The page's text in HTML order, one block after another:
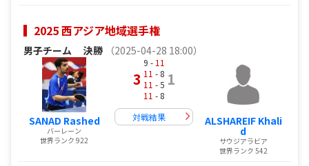
2025 西アジア地域選手権
男子チーム 決勝 （2025-04-28 18:00）
SANAD Rashed
バーレーン
世界ランク 922
3
9 - 11
11 - 8
11 - 5
11 - 8
1
対戦結果 ALSHAREIF Khali
d
サウジアラビア
世界ランク 542